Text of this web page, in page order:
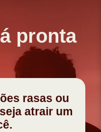
pronta
rasas ou
atrair um